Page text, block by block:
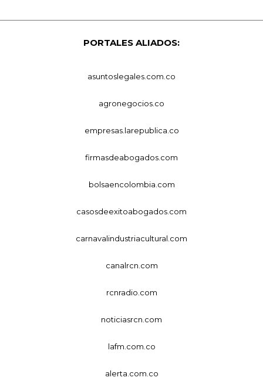
PORTALES ALIADOS:
asuntoslegales.com.co
agronegocios.co
empresas.larepublica.co
firmasdeabogados.com
bolsaencolombia.com
casosdeexitoabogados.com
carnavalindustriacultural.com
canalrcn.com
rcnradio.com
noticiasrcn.com
lafm.com.co
alerta.com.co